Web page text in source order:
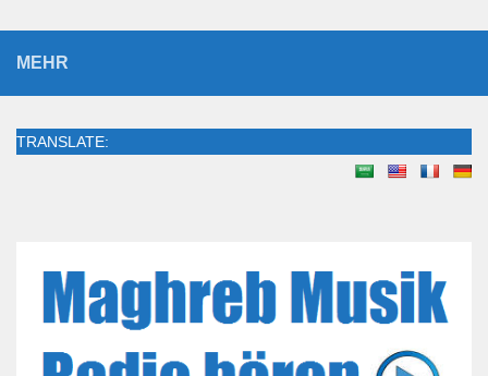
MEHR
TRANSLATE: